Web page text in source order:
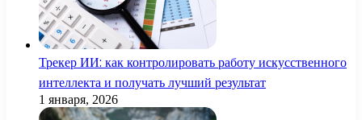
Трекер ИИ: как контролировать работу искусственного
интеллекта и получать лучший результат
1 января, 2026